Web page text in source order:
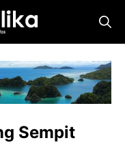
Sempit